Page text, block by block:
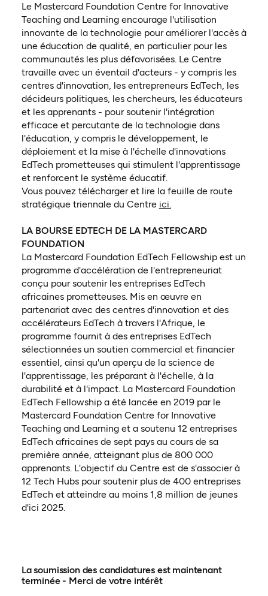
Le Mastercard Foundation Centre for Innovative
Teaching and Learning encourage l'utilisation
innovante de la technologie pour améliorer l'accès à
une éducation de qualité, en particulier pour les
communautés les plus défavorisées. Le Centre
travaille avec un éventail d'acteurs - y compris les
centres d'innovation, les entrepreneurs EdTech, les
décideurs politiques, les chercheurs, les éducateurs
et les apprenants - pour soutenir l'intégration
efficace et percutante de la technologie dans
l'éducation, y compris le développement, le
déploiement et la mise à l'échelle d'innovations
EdTech prometteuses qui stimulent l'apprentissage
et renforcent le système éducatif.
Vous pouvez télécharger et lire la feuille de route
stratégique triennale du Centre ici.
LA BOURSE EDTECH DE LA MASTERCARD
FOUNDATION
La Mastercard Foundation EdTech Fellowship est un
programme d'accélération de l'entrepreneuriat
conçu pour soutenir les entreprises EdTech
africaines prometteuses. Mis en œuvre en
partenariat avec des centres d'innovation et des
accélérateurs EdTech à travers l'Afrique, le
programme fournit à des entreprises EdTech
sélectionnées un soutien commercial et financier
essentiel, ainsi qu'un aperçu de la science de
l'apprentissage, les préparant à l'échelle, à la
durabilité et à l'impact. La Mastercard Foundation
EdTech Fellowship a été lancée en 2019 par le
Mastercard Foundation Centre for Innovative
Teaching and Learning et a soutenu 12 entreprises
EdTech africaines de sept pays au cours de sa
première année, atteignant plus de 800 000
apprenants. L'objectif du Centre est de s'associer à
12 Tech Hubs pour soutenir plus de 400 entreprises
EdTech et atteindre au moins 1,8 million de jeunes
d'ici 2025.
La soumission des candidatures est maintenant
terminée - Merci de votre intérêt